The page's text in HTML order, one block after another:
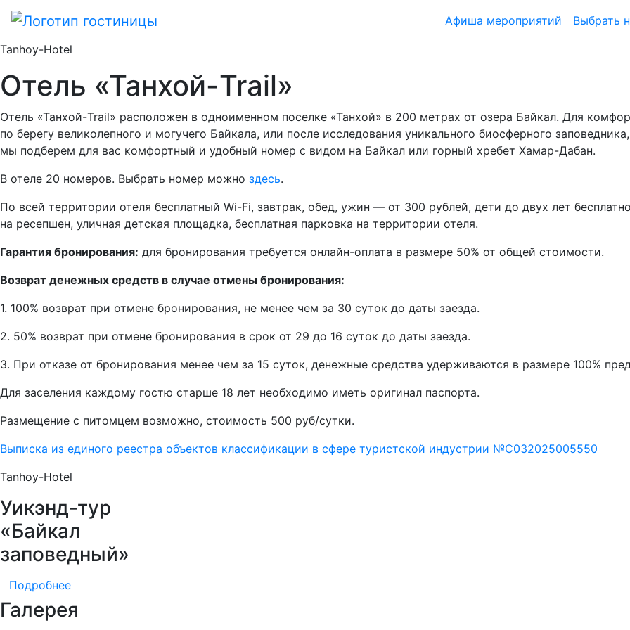
Афиша мероприятий Выбрать
Tanhoy-Hotel
Отель «Танхой-Trail»
Отель «Танхой-Trail» расположен в одноименном поселке «Танхой» в 200 метрах от озера Байкал. Для
по берегу великолепного и могучего Байкала, или после исследования уникального биосферного
мы подберем для вас комфортный и удобный номер с видом на Байкал или горный хребет Хамар-Дабан.
В отеле 20 номеров. Выбрать номер можно здесь.
По всей территории отеля бесплатный Wi-Fi, завтрак, обед, ужин — от 300 рублей, дети до двух лет
на ресепшен, уличная детская площадка, бесплатная парковка на территории отеля.
Гарантия бронирования: для бронирования требуется онлайн-оплата в размере 50% от общей стоимости.
Возврат денежных средств в случае отмены бронирования:
1. 100% возврат при отмене бронирования, не менее чем за 30 суток до даты заезда.
2. 50% возврат при отмене бронирования в срок от 29 до 16 суток до даты заезда.
3. При отказе от бронирования менее чем за 15 суток, денежные средства удерживаются в размере 100%
Для заселения каждому гостю старше 18 лет необходимо иметь оригинал паспорта.
Размещение с питомцем возможно, стоимость 500 руб/сутки.
Выписка из единого реестра объектов классификации в сфере туристской индустрии №С032025005550
Tanhoy-Hotel
Уикэнд-тур
«Байкал
заповедный»
Подробнее
Галерея